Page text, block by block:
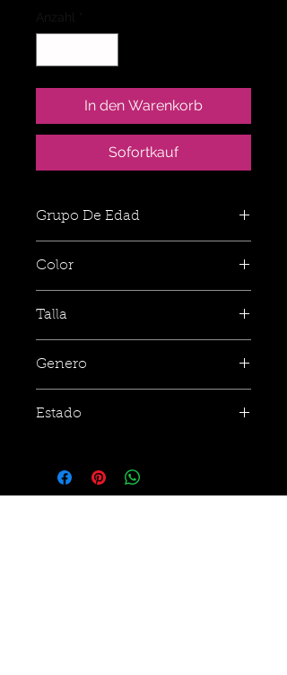
In den Warenkorb
Sofortkauf
Grupo De Edad
Color
Talla
Genero
Estado